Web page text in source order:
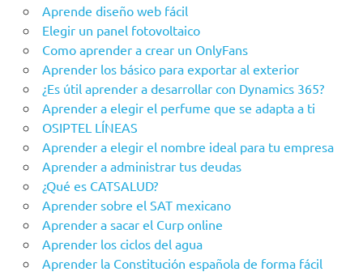
Aprende diseño web fácil
Elegir un panel fotovoltaico
Como aprender a crear un OnlyFans
Aprender los básico para exportar al exterior
¿Es útil aprender a desarrollar con Dynamics 365?
Aprender a elegir el perfume que se adapta a ti
OSIPTEL LÍNEAS
Aprender a elegir el nombre ideal para tu empresa
Aprender a administrar tus deudas
¿Qué es CATSALUD?
Aprender sobre el SAT mexicano
Aprender a sacar el Curp online
Aprender los ciclos del agua
Aprender la Constitución española de forma fácil